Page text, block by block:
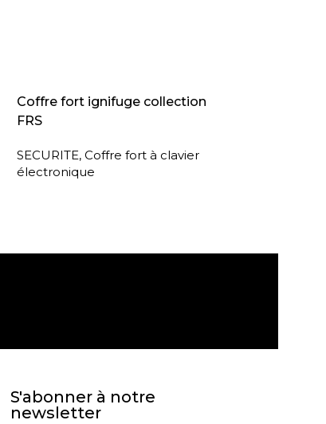
LIRE LA SUITE
Coffre fort ignifuge collection
FRS
SECURITE, Coffre fort à clavier
électronique
S'abonner à notre
newsletter